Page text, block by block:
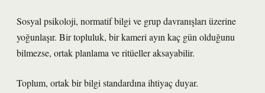
Sosyal psikoloji, normatif bilgi ve grup davranışları üzerine
yoğunlaşır. Bir topluluk, bir kameri ayın kaç gün olduğunu
bilmezse, ortak planlama ve ritüeller aksayabilir.
Toplum, ortak bir bilgi standardına ihtiyaç duyar.